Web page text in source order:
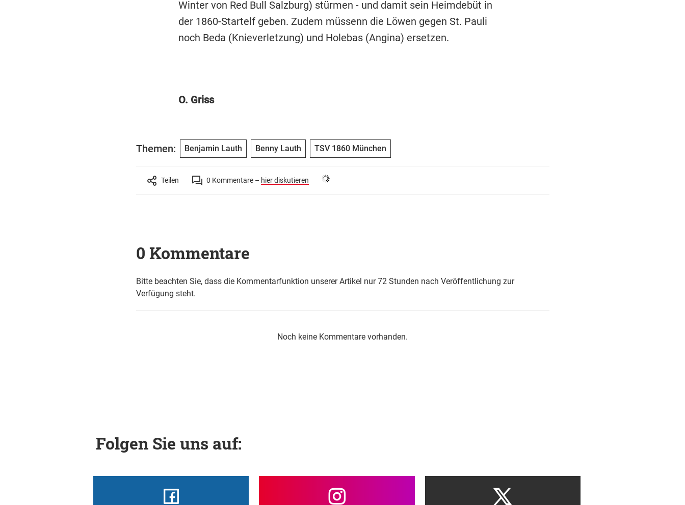
Winter von Red Bull Salzburg) stürmen - und damit sein Heimdebüt in
der 1860-Startelf geben. Zudem müssenn die Löwen gegen St. Pauli
noch Beda (Knieverletzung) und Holebas (Angina) ersetzen.
O. Griss
Themen: Benjamin Lauth Benny Lauth TSV 1860 München
Teilen 0 Kommentare – hier diskutieren
0 Kommentare
Bitte beachten Sie, dass die Kommentarfunktion unserer Artikel nur 72 Stunden nach Veröffentlichung zur
Verfügung steht.
Noch keine Kommentare vorhanden.
Folgen Sie uns auf: